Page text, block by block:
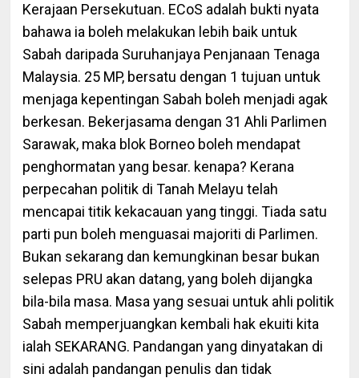
Kerajaan Persekutuan. ECoS adalah bukti nyata
bahawa ia boleh melakukan lebih baik untuk
Sabah daripada Suruhanjaya Penjanaan Tenaga
Malaysia. 25 MP, bersatu dengan 1 tujuan untuk
menjaga kepentingan Sabah boleh menjadi agak
berkesan. Bekerjasama dengan 31 Ahli Parlimen
Sarawak, maka blok Borneo boleh mendapat
penghormatan yang besar. kenapa? Kerana
perpecahan politik di Tanah Melayu telah
mencapai titik kekacauan yang tinggi. Tiada satu
parti pun boleh menguasai majoriti di Parlimen.
Bukan sekarang dan kemungkinan besar bukan
selepas PRU akan datang, yang boleh dijangka
bila-bila masa. Masa yang sesuai untuk ahli politik
Sabah memperjuangkan kembali hak ekuiti kita
ialah SEKARANG. Pandangan yang dinyatakan di
sini adalah pandangan penulis dan tidak